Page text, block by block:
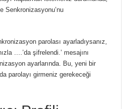
Senkronizasyonu’nu
parolası ayarladıysanız,
….’da şifrelendi.’ mesajını
ayarlarında. Bu, yeni bir
parolayı girmeniz gerekeceği